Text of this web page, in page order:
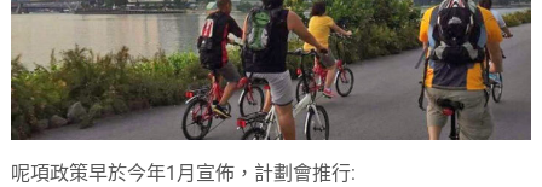
呢項政策早於今年1月宣佈，計劃會推行: